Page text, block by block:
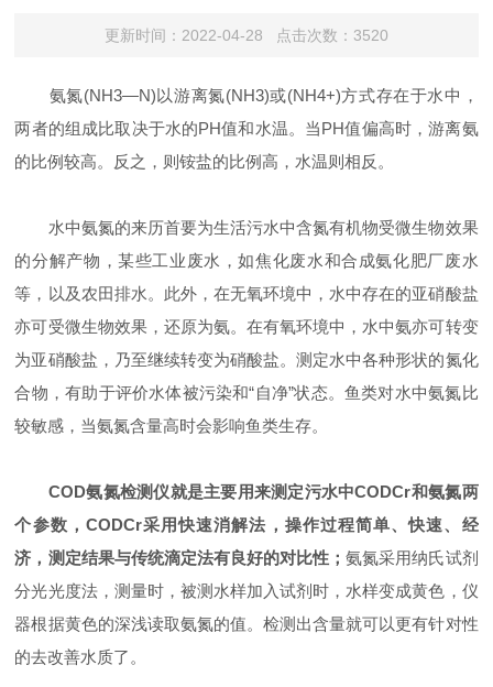
更新时间：2022-04-28 点击次数：3520
氨氮(NH3—N)以游离氮(NH3)或(NH4+)方式存在于水中，
两者的组成比取决于水的PH值和水温。当PH值偏高时，游离氨
的比例较高。反之，则铵盐的比例高，水温则相反。
水中氨氮的来历首要为生活污水中含氮有机物受微生物效果
的分解产物，某些工业废水，如焦化废水和合成氨化肥厂废水
等，以及农田排水。此外，在无氧环境中，水中存在的亚硝酸盐
亦可受微生物效果，还原为氨。在有氧环境中，水中氨亦可转变
为亚硝酸盐，乃至继续转变为硝酸盐。测定水中各种形状的氮化
合物，有助于评价水体被污染和“自净”状态。鱼类对水中氨氮比
较敏感，当氨氮含量高时会影响鱼类生存。
COD氨氮检测仪就是主要用来测定污水中CODCr和氨氮两
个参数，CODCr采用快速消解法，操作过程简单、快速、经
济，测定结果与传统滴定法有良好的对比性；氨氮采用纳氏试剂
分光光度法，测量时，被测水样加入试剂时，水样变成黄色，仪
器根据黄色的深浅读取氨氮的值。检测出含量就可以更有针对性
的去改善水质了。